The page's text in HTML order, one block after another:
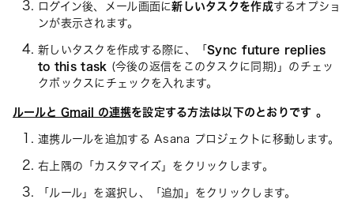
ログイン後、メール画面に新しいタスクを作成するオプショ
ンが表示されます。
新しいタスクを作成する際に、「Sync future replies
to this task (今後の返信をこのタスクに同期)」のチェッ
クボックスにチェックを入れます。
ルールと Gmail の連携を設定する方法は以下のとおりです 。
連携ルールを追加する Asana プロジェクトに移動します。
右上隅の「カスタマイズ」をクリックします。
「ルール」を選択し、「追加」をクリックします。